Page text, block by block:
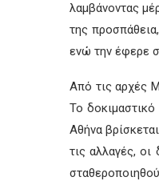
λαμβάνοντας
της
ενώ την έφερε
Από τις αρχές
Το
Αθήνα
τις αλλαγές,